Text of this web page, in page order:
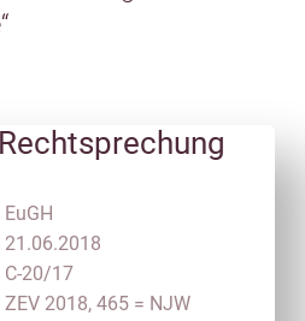
EuGH
21.06.2018
C-20/17
ZEV 2018, 465 = NJW